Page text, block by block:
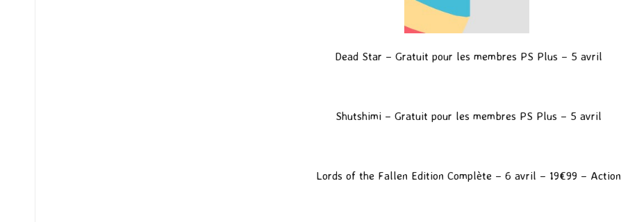
Dead Star – Gratuit pour les membres PS Plus – 5 avril
Shutshimi – Gratuit pour les membres PS Plus – 5 avril
Lords of the Fallen Edition Complète – 6 avril – 19€99 – Action